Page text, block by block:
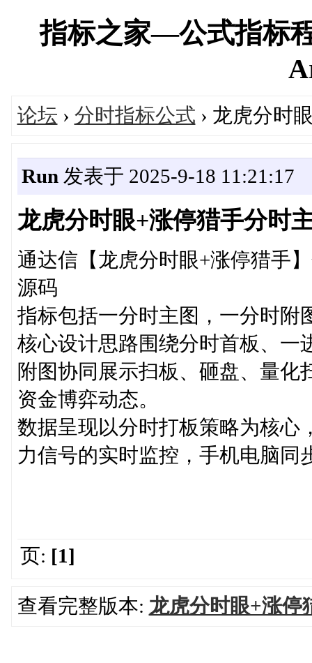
指标之家—公式指标
论坛 › 分时指标公式 › 龙虎分时
Run 发表于 2025-9-18 11:21:17
龙虎分时眼+涨停猎手分时
通达信【龙虎分时眼+涨停猎手
源码
指标包括一分时主图，一分时附
核心设计思路围绕分时首板、一
附图协同展示扫板、砸盘、量化
资金博弈动态。
数据呈现以分时打板策略为核心
力信号的实时监控，手机电脑同
页: [1]
查看完整版本: 龙虎分时眼+涨停